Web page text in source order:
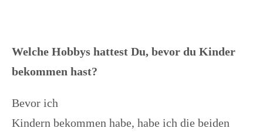
Welche Hobbys hattest Du, bevor du Kinder
bekommen hast?
Bevor ich
Kindern bekommen habe, habe ich die beiden